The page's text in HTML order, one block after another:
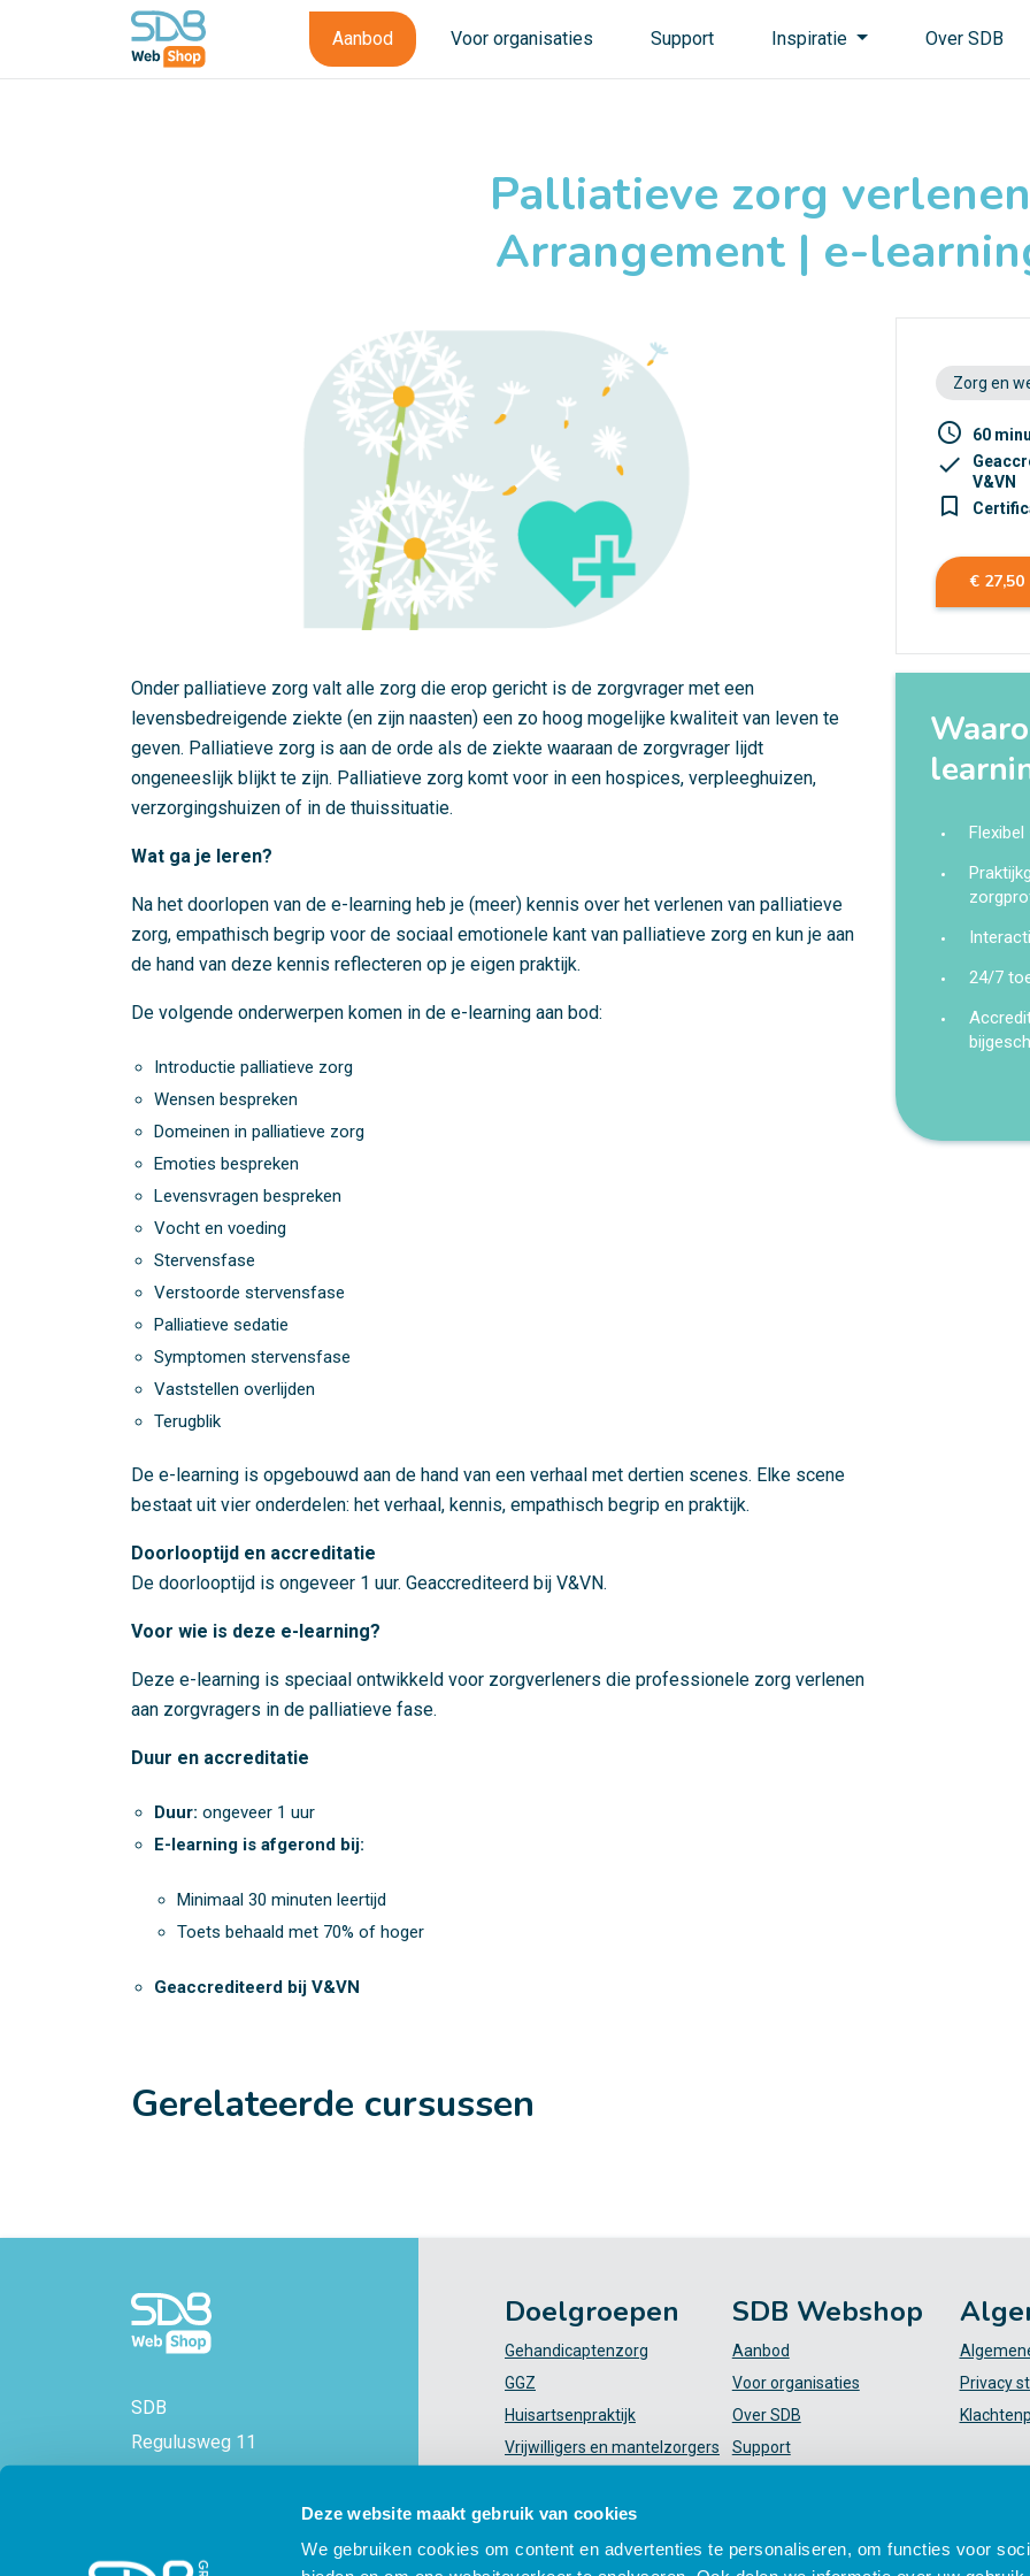
Deze website maakt gebruik van cookies
We gebruiken cookies om content en advertenties te personaliseren, om functies voor
Aanbod Voor organisaties Support Inspiratie Over SDB
Palliatieve zorg
Arrangement | e-
Onder palliatieve zorg valt alle zorg die erop gericht is de zorgvrager met een
levensbedreigende ziekte (en zijn naasten) een zo hoog mogelijke kwaliteit van leven te
geven. Palliatieve zorg is aan de orde als de ziekte waaraan de zorgvrager lijdt
ongeneeslijk blijkt te zijn. Palliatieve zorg komt voor in een hospices, verpleeghuizen,
verzorgingshuizen of in de thuissituatie.
Wat ga je leren?
Na het doorlopen van de e-learning heb je (meer) kennis over het verlenen van palliatieve
zorg, empathisch begrip voor de sociaal emotionele kant van palliatieve zorg en kun je aan
de hand van deze kennis reflecteren op je eigen praktijk.
De volgende onderwerpen komen in de e-learning aan bod:
Introductie palliatieve zorg
Wensen bespreken
Domeinen in palliatieve zorg
Emoties bespreken
Levensvragen bespreken
Vocht en voeding
Stervensfase
Verstoorde stervensfase
Palliatieve sedatie
Symptomen stervensfase
Vaststellen overlijden
Terugblik
De e-learning is opgebouwd aan de hand van een verhaal met dertien scenes. Elke scene
bestaat uit vier onderdelen: het verhaal, kennis, empathisch begrip en praktijk.
Doorlooptijd en accreditatie
De doorlooptijd is ongeveer 1 uur. Geaccrediteerd bij V&VN.
Voor wie is deze e-learning?
Deze e-learning is speciaal ontwikkeld voor zorgverleners die professionele zorg verlenen
aan zorgvragers in de palliatieve fase.
Duur en accreditatie
Duur: ongeveer 1 uur
E-learning is afgerond bij:
Minimaal 30 minuten leertijd
Toets behaald met 70% of hoger
Geaccrediteerd bij V&VN
Zorg en
access_time 60
check
V&VN
turned_in_not
€ 27,50
24/7
Gerelateerde cursussen
SDB
Regulusweg 11
Doelgroepen
Gehandicaptenzorg
GGZ
Huisartsenpraktijk
Vrijwilligers en mantelzorgers
Ziekenhuis
Helpende (plus)
SDB Webshop
Aanbod
Voor organisaties
Over SDB
Support
Privacy